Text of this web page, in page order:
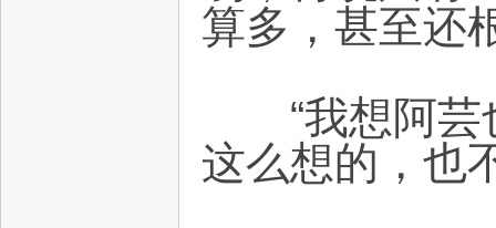
算多，甚至还
“我想阿芸
这么想的，也